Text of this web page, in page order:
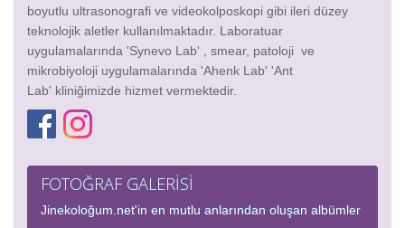
boyutlu ultrasonografi ve videokolposkopi gibi ileri düzey
teknolojik aletler kullanılmaktadır. Laboratuar
uygulamalarında 'Synevo Lab' , smear, patoloji ve
mikrobiyoloji uygulamalarında 'Ahenk Lab' 'Ant
Lab' kliniğimizde hizmet vermektedir.
FOTOĞRAF GALERİSİ
Jinekoloğum.net'in en mutlu anlarından oluşan albümler